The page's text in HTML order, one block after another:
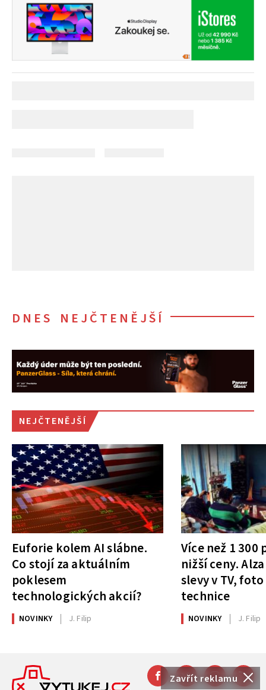
Zavřít reklamu
DNES NEJČTENĚJŠÍ
NEJČTENĚJŠÍ
Euforie kolem AI slábne.
Co stojí za aktuálním
poklesem
technologických akcií?
NOVINKY J. Filip
Více než 1
nižší ceny.
slevy v TV,
technice
NOVINKY J. Filip